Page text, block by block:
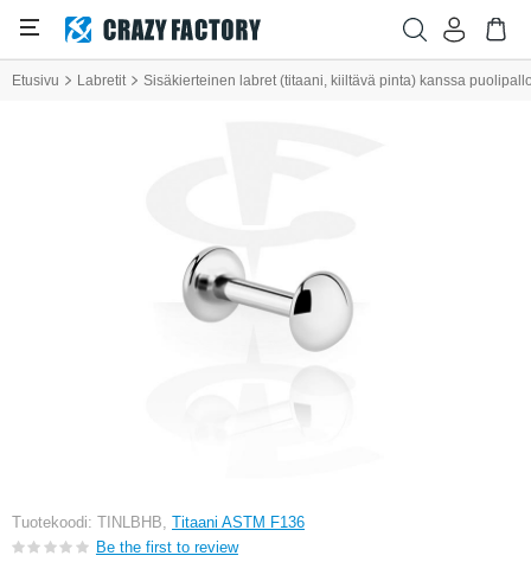
Etusivu Labretit Sisäkierteinen labret (titaani, kiiltävä pinta) kanssa
Tuotekoodi: TINLBHB, Titaani ASTM F136
Be the first to review